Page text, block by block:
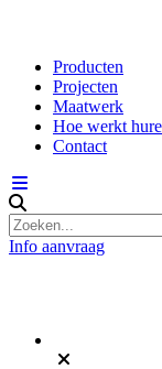
Producten
Projecten
Maatwerk
Hoe werkt
Contact
Info aanvraag